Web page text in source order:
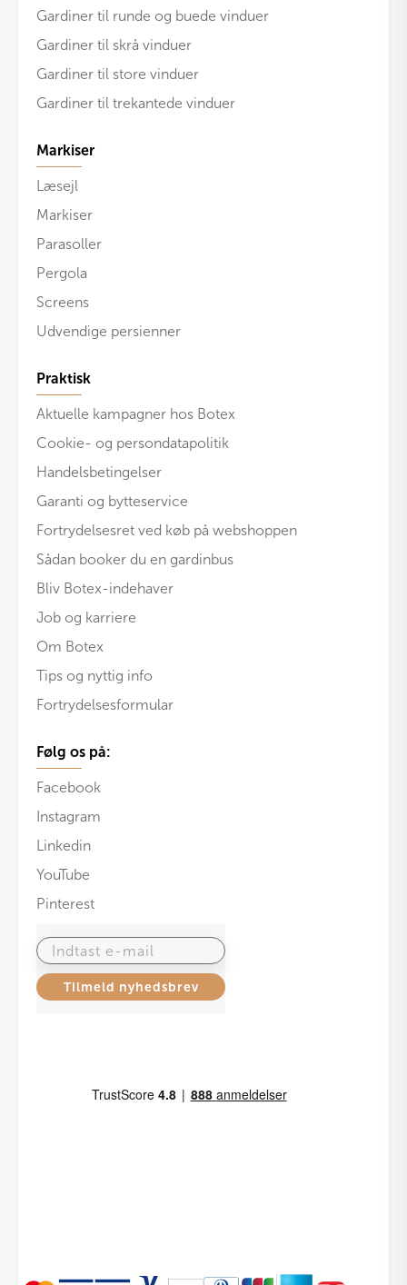
Gardiner til runde og buede vinduer
Gardiner til skrå vinduer
Gardiner til store vinduer
Gardiner til trekantede vinduer
Markiser
Læsejl
Markiser
Parasoller
Pergola
Screens
Udvendige persienner
Praktisk
Aktuelle kampagner hos Botex
Cookie- og persondatapolitik
Handelsbetingelser
Garanti og bytteservice
Fortrydelsesret ved køb på webshoppen
Sådan booker du en gardinbus
Bliv Botex-indehaver
Job og karriere
Om Botex
Tips og nyttig info
Fortrydelsesformular
Følg os på:
Facebook
Instagram
Linkedin
YouTube
Pinterest
Indtast e-mail
Tilmeld nyhedsbrev